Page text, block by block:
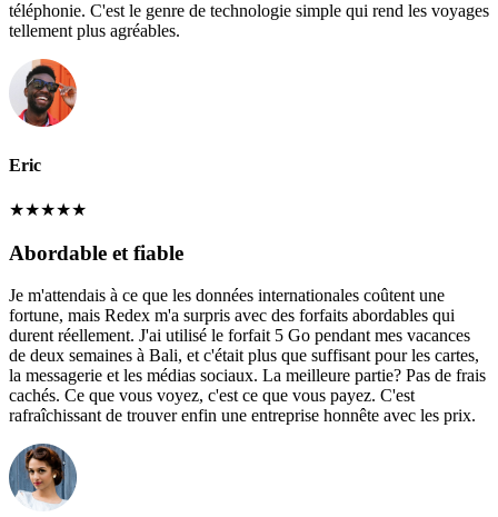
téléphonie. C'est le genre de technologie simple qui rend les voyages
tellement plus agréables.
Eric
★★★★★
Abordable et fiable
Je m'attendais à ce que les données internationales coûtent une
fortune, mais Redex m'a surpris avec des forfaits abordables qui
durent réellement. J'ai utilisé le forfait 5 Go pendant mes vacances
de deux semaines à Bali, et c'était plus que suffisant pour les cartes,
la messagerie et les médias sociaux. La meilleure partie? Pas de frais
cachés. Ce que vous voyez, c'est ce que vous payez. C'est
rafraîchissant de trouver enfin une entreprise honnête avec les prix.